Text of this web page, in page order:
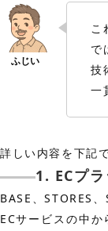
こ
で
技
一
詳しい内容を下記
1. ECプ
BASE、STORES
ECサービスの中